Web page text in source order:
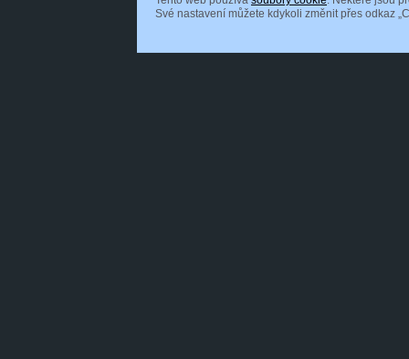
Své nastavení můžete kdykoli změnit přes odkaz